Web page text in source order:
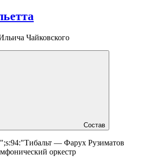
Чайковского
Состав
— Фарух Рузиматов
оркестр